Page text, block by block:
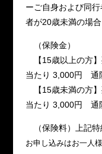
ーご自身および同
者が20歳未満の場
（保険金）
【15歳以上の方
当たり 3,000円 通
【15歳未満の方
当たり 3,000円 通
（保険料）上記
お申し込みはお一人